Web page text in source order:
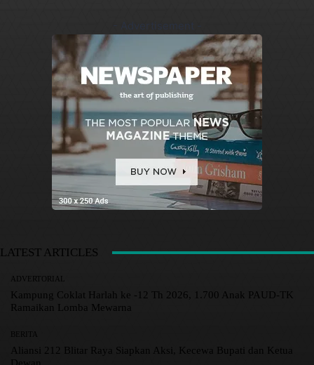
LATEST ARTICLES
ADVERTORIAL
Kampung Coklat Harlah ke -12 Th 2026, 1.700 Anak PAUD-TK
Ramaikan Lomba Mewarna
BERITA
Aliansi 212 Blitar Raya Siapkan Aksi, Kecewa Bupati dan Ketua